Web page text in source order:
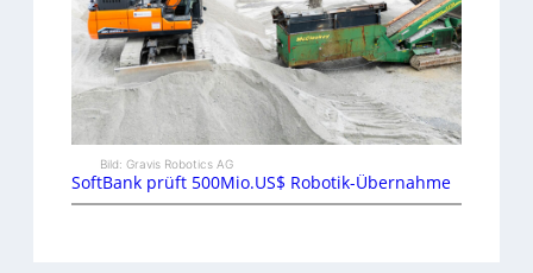
Bild: Gravis Robotics AG
SoftBank prüft 500Mio.US$ Robotik-Übernahme